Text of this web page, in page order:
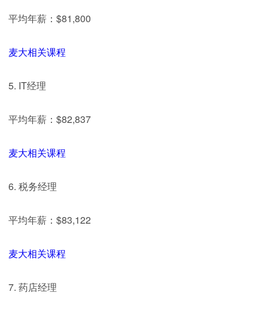
平均年薪：$81,800
麦大相关课程
5. IT经理
平均年薪：$82,837
麦大相关课程
6. 税务经理
平均年薪：$83,122
麦大相关课程
7. 药店经理